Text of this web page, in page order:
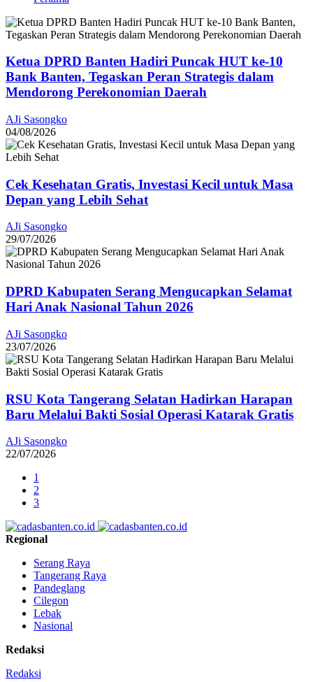
Ketua DPRD Banten Hadiri Puncak HUT ke-10
Bank Banten, Tegaskan Peran Strategis dalam
Mendorong Perekonomian Daerah
AJi Sasongko
04/08/2026
Cek Kesehatan Gratis, Investasi Kecil untuk Masa
Depan yang Lebih Sehat
AJi Sasongko
29/07/2026
DPRD Kabupaten Serang Mengucapkan Selamat
Hari Anak Nasional Tahun 2026
AJi Sasongko
23/07/2026
RSU Kota Tangerang Selatan Hadirkan Harapan
Baru Melalui Bakti Sosial Operasi Katarak Gratis
AJi Sasongko
22/07/2026
1
2
3
Regional
Serang Raya
Tangerang Raya
Pandeglang
Cilegon
Lebak
Nasional
Redaksi
Redaksi